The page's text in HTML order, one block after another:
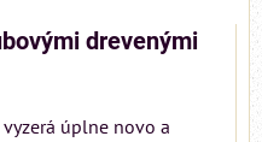
drevenými
úplne novo a